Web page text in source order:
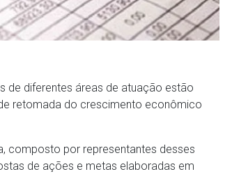
de diferentes áreas de atuação estão
retomada do crescimento econômico
composto por representantes desses
de ações e metas elaboradas em